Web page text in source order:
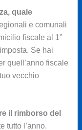
quale
e comunali
fiscale al 1°
Se hai
quell’anno fiscale
vecchio
il rimborso del
tutto l’anno.